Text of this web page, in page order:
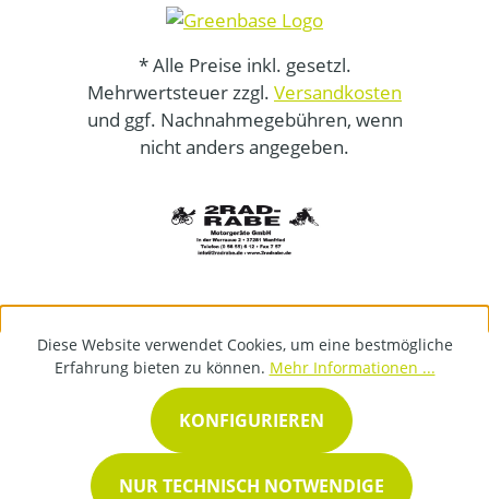
* Alle Preise inkl. gesetzl.
Mehrwertsteuer zzgl. Versandkosten
und ggf. Nachnahmegebühren, wenn
nicht anders angegeben.
Diese Website verwendet Cookies, um eine bestmögliche
Erfahrung bieten zu können. Mehr Informationen ...
NUR TECHNISCH NOTWENDIGE
KONFIGURIEREN